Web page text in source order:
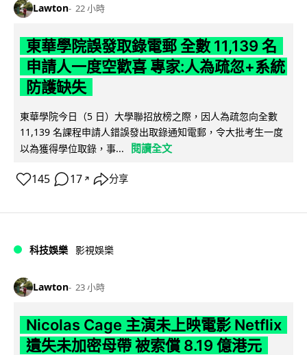
Lawton 22 小時
東華學院誤發取錄電郵 全數 11,139 名
申請人一度空歡喜 專家:人為疏忽+系統
防護缺失
東華學院今日（5 日）大學聯招放榜之際，因人為疏忽向全數
11,139 名課程申請人錯誤發出取錄通知電郵，令大批考生一度
以為獲得學位取錄，事...
閱讀全文
145 17 ↗ 分享
科技娛樂 影視娛樂
Lawton 23 小時
Nicolas Cage 主演未上映電影 Netflix
遺失未加密母帶 被索償 8.19 億港元